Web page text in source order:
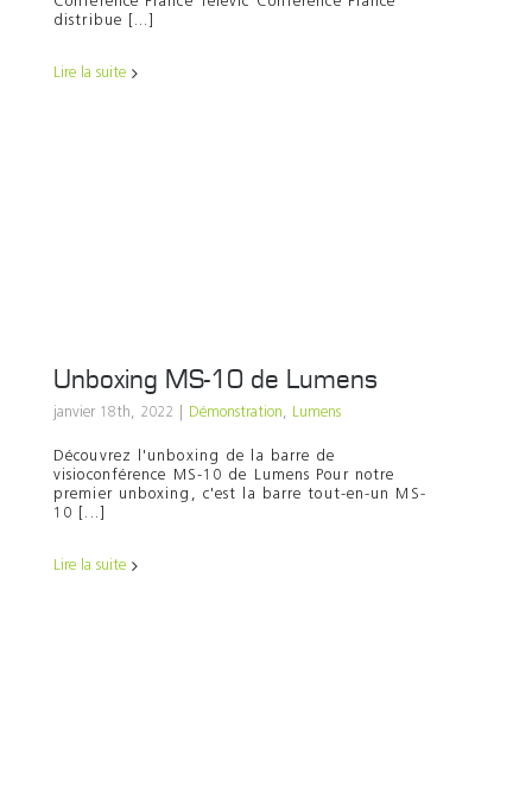
distribue [...]
Lire la suite
Unboxing MS-10 de Lumens
janvier 18th, 2022 Démonstration, Lumens
Découvrez l'unboxing de la barre de
visioconférence MS-10 de Lumens Pour notre
premier unboxing, c'est la barre tout-en-un MS-
10 [...]
Lire la suite